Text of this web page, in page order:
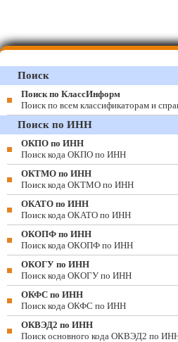
Поиск
Поиск по КлассИнформ
Поиск по всем классификаторам и
Поиск по ИНН
ОКПО по ИНН
Поиск кода ОКПО по ИНН
ОКТМО по ИНН
Поиск кода ОКТМО по ИНН
ОКАТО по ИНН
Поиск кода ОКАТО по ИНН
ОКОПФ по ИНН
Поиск кода ОКОПФ по ИНН
ОКОГУ по ИНН
Поиск кода ОКОГУ по ИНН
ОКФС по ИНН
Поиск кода ОКФС по ИНН
ОКВЭД2 по ИНН
Поиск основного кода ОКВЭД2 по